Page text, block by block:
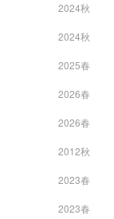
2024秋
2024秋
2025春
2026春
2026春
2012秋
2023春
2023春